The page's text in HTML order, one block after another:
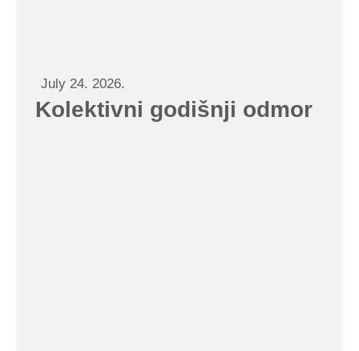
July 24. 2026.
Kolektivni godišnji odmor